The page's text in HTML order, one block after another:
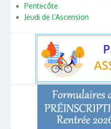
Pentecôte
Jeudi de l’Ascension